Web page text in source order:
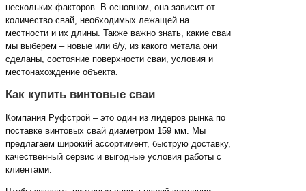
нескольких факторов. В основном, она зависит от
количество свай, необходимых лежащей на
местности и их длины. Также важно знать, какие сваи
мы выберем – новые или б/у, из какого метала они
сделаны, состояние поверхности сваи, условия и
местонахождение объекта.
Как купить винтовые сваи
Компания Руфстрой – это один из лидеров рынка по
поставке винтовых свай диаметром 159 мм. Мы
предлагаем широкий ассортимент, быструю доставку,
качественный сервис и выгодные условия работы с
клиентами.